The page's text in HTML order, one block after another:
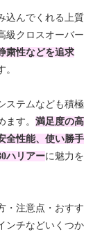
込んでくれる上質
級クロスオーバー
粛性などを追求
。
ステムなども積極
す。 満足度の高
全性能、使い勝手
ハリアーに魅力を
・注意点・おすす
ンチなどいくつか